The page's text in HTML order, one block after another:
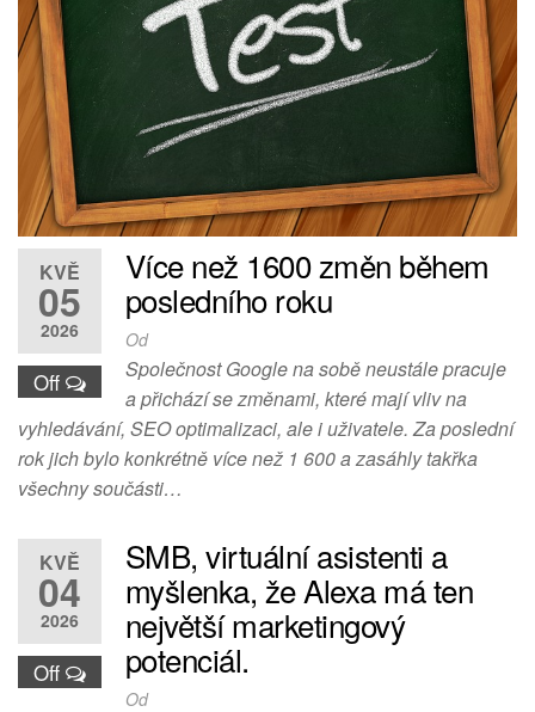
KVĚ
05
2026
Off
Více než 1600 změn během
posledního roku
Od
Společnost Google na sobě neustále pracuje
a přichází se změnami, které mají vliv na
vyhledávání, SEO optimalizaci, ale i uživatele. Za poslední
rok jich bylo konkrétně více než 1 600 a zasáhly takřka
všechny součásti…
KVĚ
04
2026
Off
SMB, virtuální asistenti a
myšlenka, že Alexa má ten
největší marketingový
potenciál.
Od